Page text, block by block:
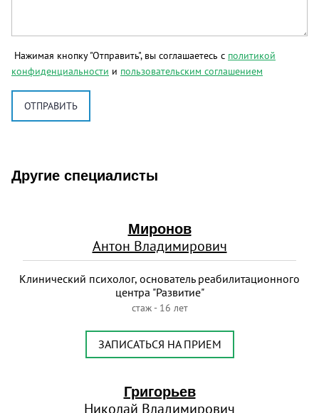
Нажимая кнопку "Отправить", вы соглашаетесь с политикой
конфиденциальности и пользовательским соглашением
Другие специалисты
Миронов
Антон Владимирович
Клинический психолог, основатель реабилитационного
центра "Развитие"
стаж - 16 лет
ЗАПИСАТЬСЯ НА ПРИЕМ
Григорьев
Николай Владимирович